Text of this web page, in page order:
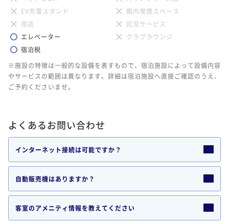
EV充電スタンド
館内喫煙スペース
売店
託児サービス
エレベーター
クラブラウンジ
宿泊税
※施設の特徴は一般的な設備を表すもので、宿泊施設によって設備内容
やサービスの範囲は異なります。詳細は宿泊施設へ直接ご確認のうえ、
ご予約くださいませ。
よくあるお問い合わせ
インターネット接続は可能ですか？
自動販売機はありますか？
客室のアメニティ情報を教えてください